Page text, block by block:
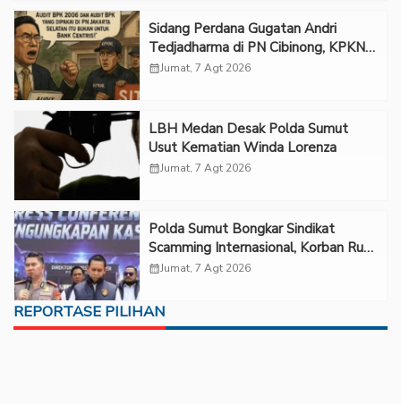
Sidang Perdana Gugatan Andri
Tedjadharma di PN Cibinong, KPKNL
dan PUPN Mangkir
calendar_monthJumat, 7 Agt 2026
LBH Medan Desak Polda Sumut
Usut Kematian Winda Lorenza
calendar_monthJumat, 7 Agt 2026
Polda Sumut Bongkar Sindikat
Scamming Internasional, Korban Rugi
Rp6,7 Miliar
calendar_monthJumat, 7 Agt 2026
REPORTASE PILIHAN